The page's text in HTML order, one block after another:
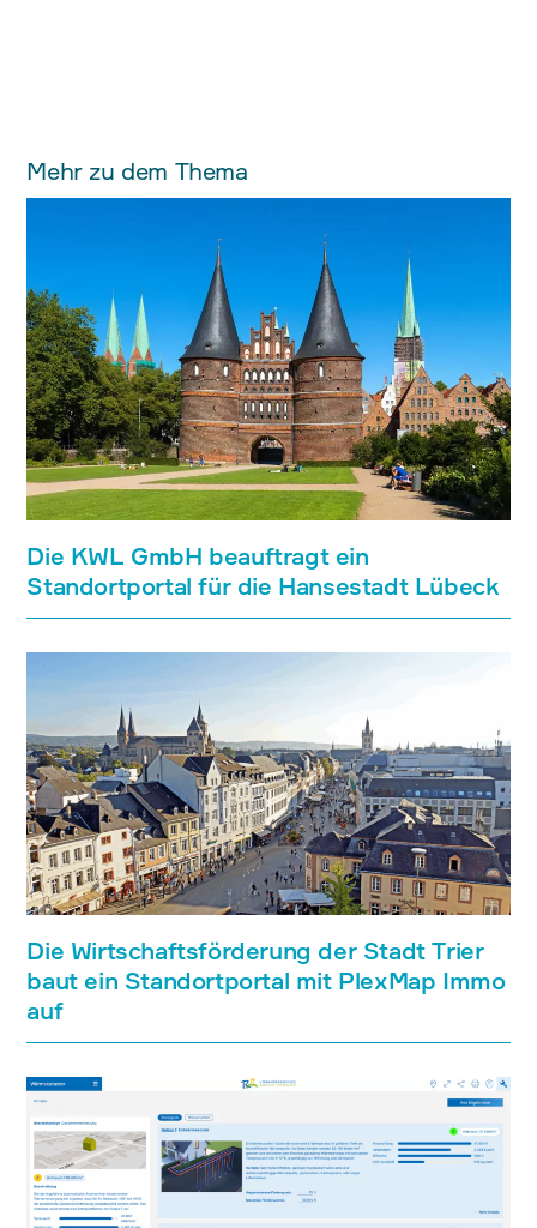
Mehr zu dem Thema
Die KWL GmbH beauftragt ein
Standortportal für die Hansestadt Lübeck
Die Wirtschaftsförderung der Stadt Trier
baut ein Standortportal mit PlexMap Immo
auf